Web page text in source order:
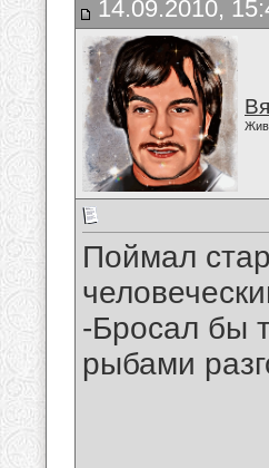
14.09.2010,
Поймал
-Бросал бы
рыбами